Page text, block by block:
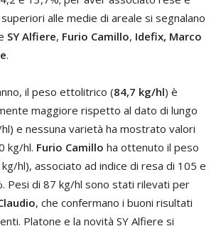
alle medie di areale si segnalano
SY Alfiere, Furio Camillo, Idefix, Marco
.
il peso ettolitrico (84,7 kg/hl) è
maggiore rispetto al dato di lungo
e nessuna varietà ha mostrato valori
kg/hl. Furio Camillo ha ottenuto il peso
hl), associato ad indice di resa di 105 e
Pesi di 87 kg/hl sono stati rilevati per
, che confermano i buoni risultati
Platone e la novità SY Alfiere si